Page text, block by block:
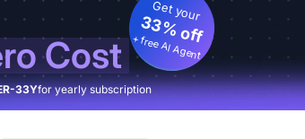
Cost
Get your
33% off
+ free AI Agent
33Yfor yearly subscription